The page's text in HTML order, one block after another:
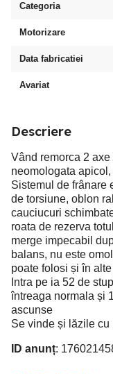
Categoria
Motorizare
Data fabricatiei
Avariat
Descriere
Vând remorca 2
neomologata
Sistemul de frânare
de torsiune, oblon
cauciucuri
roata de rezerva
merge impecabil
balans, nu este
poate folosi și în
Intra pe ia 52 de
întreaga normala și
ascunse
Se vinde și lăzile cu
ID anunț: